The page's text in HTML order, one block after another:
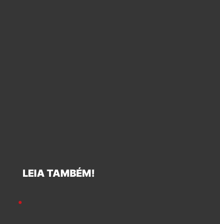
LEIA TAMBÉM!